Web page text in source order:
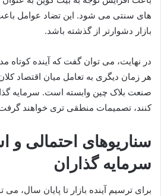
های سنتی می شود. این تضاد عوامل
بازار دشوارتر از گذشته باشد.
در نهایت، می توان گفت که آینده کوتاه
هر زمان دیگری به تعامل میان اقتصاد
صنعت بلاک چین وابسته است. سرمایه
کنند، تصمیمات منطقی تری خواهند
سناریوهای احتمالی و
سرمایه گذاران
برای ترسیم آینده بازار تا پایان سال،